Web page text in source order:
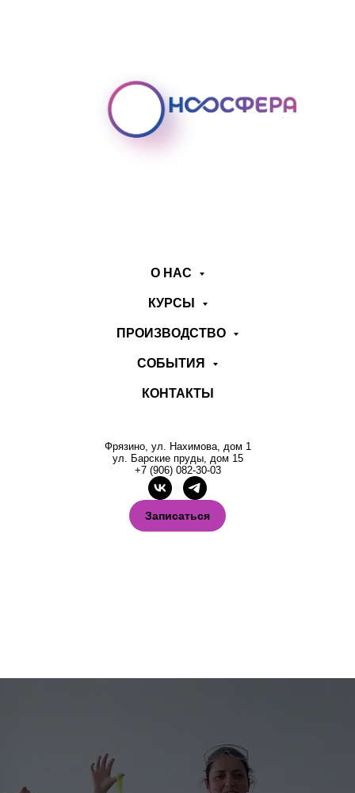
О НАС
КУРСЫ
ПРОИЗВОДСТВО
СОБЫТИЯ
КОНТАКТЫ
Фрязино, ул. Нахимова, дом 1
ул. Барские пруды, дом 15
+7 (906) 082-30-03
Записаться